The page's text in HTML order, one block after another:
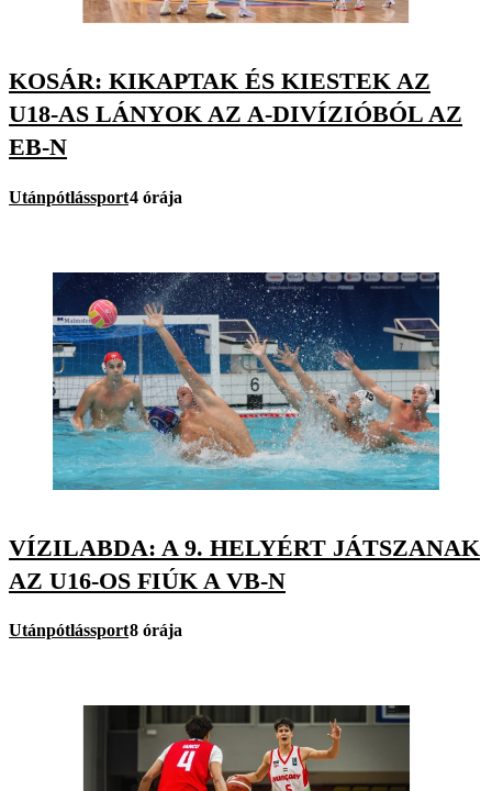
KOSÁR: KIKAPTAK ÉS KIESTEK AZ
U18-AS LÁNYOK AZ A-DIVÍZIÓBÓL AZ
EB-N
Utánpótlássport4 órája
VÍZILABDA: A 9. HELYÉRT JÁTSZANAK
AZ U16-OS FIÚK A VB-N
Utánpótlássport8 órája